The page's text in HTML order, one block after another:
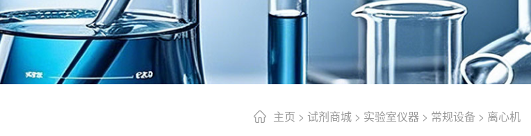
主页 > 试剂商城 > 实验室仪器 > 常规设备 > 离心机